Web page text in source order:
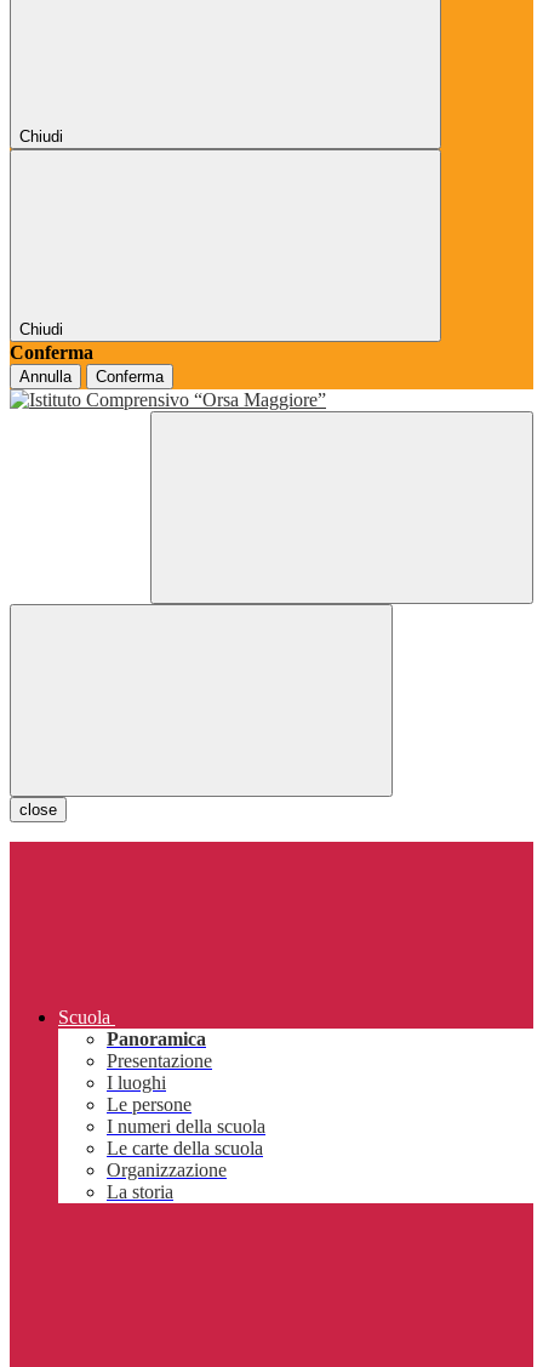
Chiudi
Chiudi
Conferma
Annulla Conferma
close
Scuola
Panoramica
Presentazione
I luoghi
Le persone
I numeri della scuola
Le carte della scuola
Organizzazione
La storia